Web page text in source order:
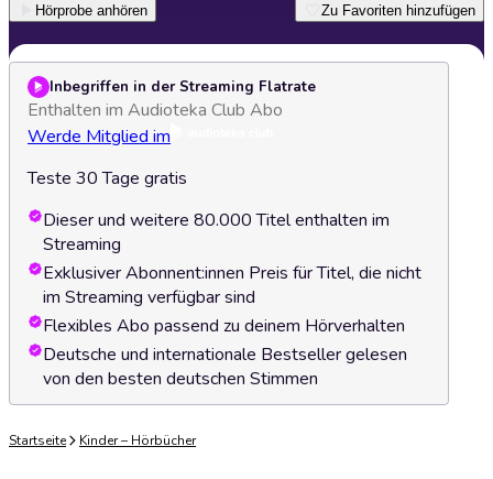
Hörprobe anhören Zu Favoriten hinzufügen
Inbegriffen in der Streaming Flatrate
Enthalten im Audioteka Club Abo
Werde Mitglied im
Teste 30 Tage gratis
Dieser und weitere 80.000 Titel enthalten im
Streaming
Exklusiver Abonnent:innen Preis für Titel, die nicht
im Streaming verfügbar sind
Flexibles Abo passend zu deinem Hörverhalten
Deutsche und internationale Bestseller gelesen
von den besten deutschen Stimmen
Startseite Kinder – Hörbücher